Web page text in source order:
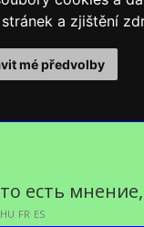
a zjištění
mé předvolby
есть
HU FR ES